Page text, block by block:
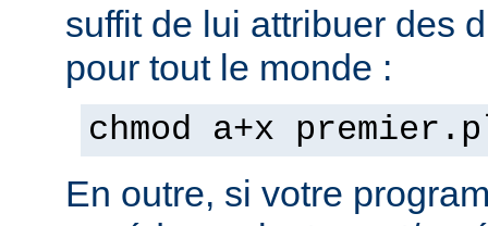
suffit de lui attribuer des
pour tout le monde :
chmod a+x
En outre, si votre